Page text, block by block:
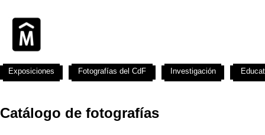
Catálogo de fotografías
Exposiciones Fotografías del CdF Investigación